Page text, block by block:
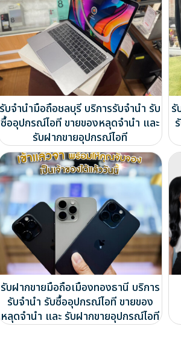
รับจำนำมือถือชลบุรี บริการรับจำนำ รับ
ซื้ออุปกรณ์ไอที ขายของหลุดจำนำ และ
รับฝากขายอุปกรณ์ไอที
รั
รับฝากขายมือถือเมืองทองธานี บริการ
รับจำนำ รับซื้ออุปกรณ์ไอที ขายของ
หลุดจำนำ และ รับฝากขายอุปกรณ์ไอที